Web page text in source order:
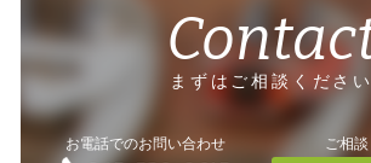
まずはご相談ください
お電話でのお問い合わせ ご相